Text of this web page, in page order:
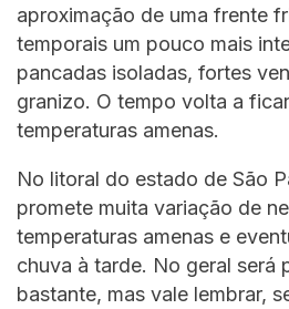
aproximação de uma frente
temporais um pouco mais
pancadas isoladas, fortes
granizo. O tempo volta a
temperaturas amenas.
No litoral do estado de São
promete muita variação de
temperaturas amenas e
chuva à tarde. No geral será
bastante, mas vale lembrar,